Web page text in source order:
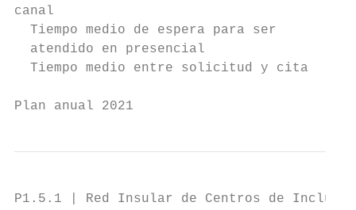
canal
Tiempo medio de espera para ser
  atendido en presencial
Tiempo medio entre solicitud y cita
Plan anual 2021
P1.5.1 | Red Insular de Centros de